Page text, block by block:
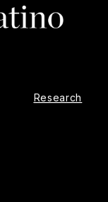
Research